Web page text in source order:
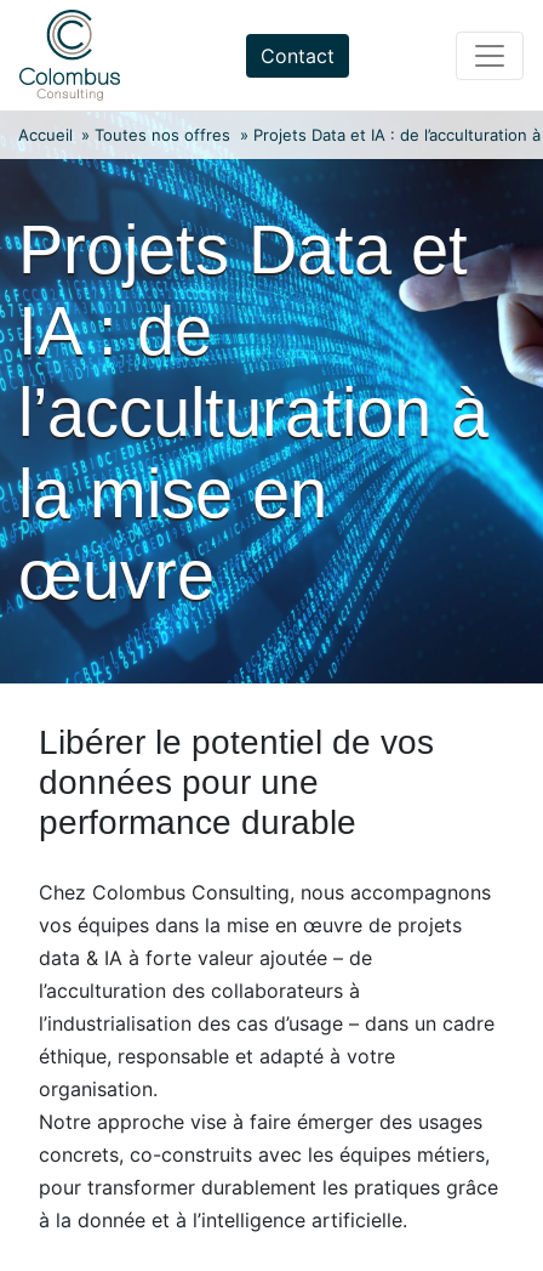
content
Contact
Accueil »Toutes nos offres » Projets Data et IA : de l’acculturation
Projets Data et
IA : de
l’acculturation à
la mise en
œuvre
Libérer le potentiel de vos
données pour une
performance durable
Chez Colombus Consulting, nous accompagnons
vos équipes dans la mise en œuvre de projets
data & IA à forte valeur ajoutée – de
l’acculturation des collaborateurs à
l’industrialisation des cas d’usage – dans un cadre
éthique, responsable et adapté à votre
organisation.
Notre approche vise à faire émerger des usages
concrets, co-construits avec les équipes métiers,
pour transformer durablement les pratiques grâce
à la donnée et à l’intelligence artificielle.